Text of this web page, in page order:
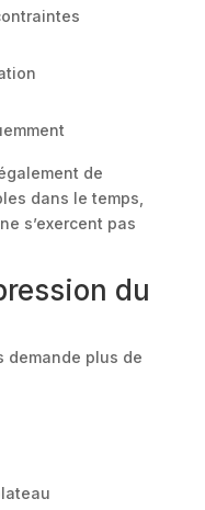
de
dans le temps,
s’exercent pas
du
demande plus de